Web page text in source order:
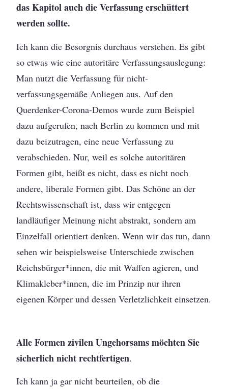
das Kapitol auch die Verfassung erschüttert
werden sollte.
Ich kann die Besorgnis durchaus verstehen. Es gibt
so etwas wie eine autoritäre Verfassungsauslegung:
Man nutzt die Verfassung für nicht-
verfassungsgemäße Anliegen aus. Auf den
Querdenker-Corona-Demos wurde zum Beispiel
dazu aufgerufen, nach Berlin zu kommen und mit
dazu beizutragen, eine neue Verfassung zu
verabschieden. Nur, weil es solche autoritären
Formen gibt, heißt es nicht, dass es nicht noch
andere, liberale Formen gibt. Das Schöne an der
Rechtswissenschaft ist, dass wir entgegen
landläufiger Meinung nicht abstrakt, sondern am
Einzelfall orientiert denken. Wenn wir das tun, dann
sehen wir beispielsweise Unterschiede zwischen
Reichsbürger*innen, die mit Waffen agieren, und
Klimakleber*innen, die im Prinzip nur ihren
eigenen Körper und dessen Verletzlichkeit einsetzen.
Alle Formen zivilen Ungehorsams möchten Sie
sicherlich nicht rechtfertigen.
Ich kann ja gar nicht beurteilen, ob die